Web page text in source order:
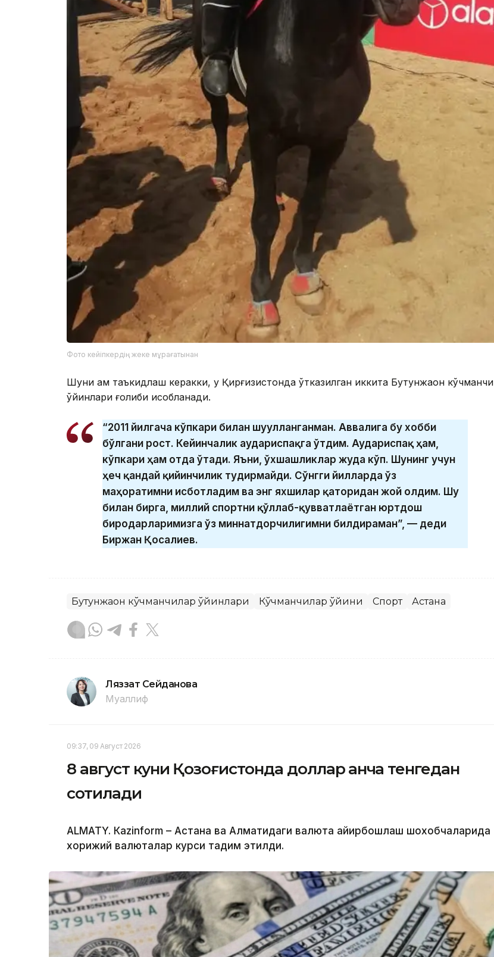
Фото кейіпкердің жеке мұрағатынан
Шуни ҳам таъкидлаш керакки, у Қирғизистонда ўтказилган иккита Бутунжаҳон кўчманчи
ўйинлари ғолиби ҳисобланади.
“2011 йилгача кўпкари билан шуғулланганман. Аввалига бу хобби
бўлгани рост. Кейинчалик аудариспақга ўтдим. Аудариспақ ҳам,
кўпкари ҳам отда ўтади. Яъни, ўхшашликлар жуда кўп. Шунинг учун
ҳеч қандай қийинчилик туғдирмайди. Сўнгги йилларда ўз
маҳоратимни исботладим ва энг яхшилар қаторидан жой олдим. Шу
билан бирга, миллий спортни қўллаб-қувватлаётган юртдош
биродарларимизга ўз миннатдорчилигимни билдираман”, — деди
Биржан Қосалиев.
Бутунжаҳон кўчманчилар ўйинлари Кўчманчилар ўйини Спорт Астана
Ляззат Сейданова
Муаллиф
09:37, 09 Август 2026
8 август куни Қозоғистонда доллар қанча тенгедан
сотилади
ALMATY. Кazinform – Астана ва Алматидаги валюта айирбошлаш шохобчаларида
хорижий валюталар курси тақдим этилди.